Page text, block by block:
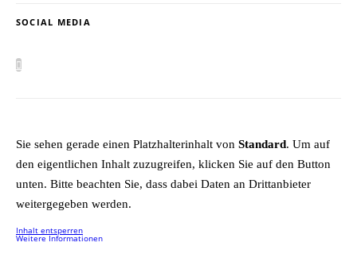
SOCIAL MEDIA
Sie sehen gerade einen Platzhalterinhalt von Standard. Um auf
den eigentlichen Inhalt zuzugreifen, klicken Sie auf den Button
unten. Bitte beachten Sie, dass dabei Daten an Drittanbieter
weitergegeben werden.
Inhalt entsperren
Weitere Informationen